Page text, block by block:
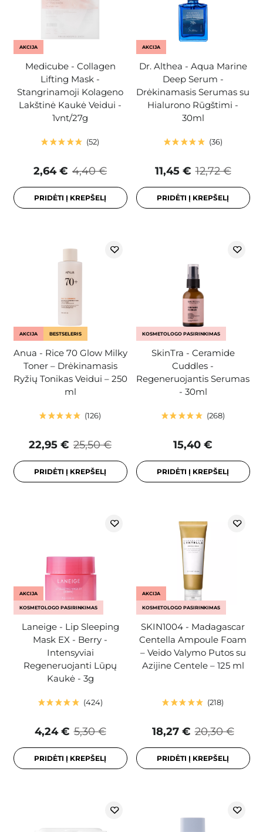
AKCIJA
Medicube - Collagen
Lifting Mask -
Stangrinamoji Kolageno
Lakštinė Kaukė Veidui -
1vnt/27g
52
4,40 €
2,64 €
PRIDĖTI Į KREPŠELĮ
AKCIJA
Dr. Althea - Aqua Marine
Deep Serum -
Drėkinamasis Serumas su
Hialurono Rūgštimi -
30ml
36
12,72 €
11,45 €
PRIDĖTI Į KREPŠELĮ
AKCIJA BESTSELERIS
Anua - Rice 70 Glow Milky
Toner – Drėkinamasis
Ryžių Tonikas Veidui – 250
ml
126
25,50 €
22,95 €
PRIDĖTI Į KREPŠELĮ
KOSMETOLOGO PASIRINKIMAS
SkinTra - Ceramide
Cuddles -
Regeneruojantis Serumas
- 30ml
268
15,40 €
PRIDĖTI Į KREPŠELĮ
AKCIJA
KOSMETOLOGO PASIRINKIMAS
Laneige - Lip Sleeping
Mask EX - Berry -
Intensyviai
Regeneruojanti Lūpų
Kaukė - 3g
424
5,30 €
4,24 €
PRIDĖTI Į KREPŠELĮ
AKCIJA
KOSMETOLOGO PASIRINKIMAS
SKIN1004 - Madagascar
Centella Ampoule Foam
– Veido Valymo Putos su
Azijine Centele – 125 ml
218
20,30 €
18,27 €
PRIDĖTI Į KREPŠELĮ